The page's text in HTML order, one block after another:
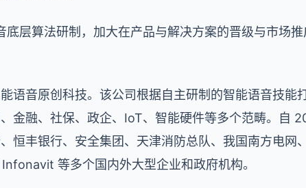
底层算法研制，加大在产品与解决方案的晋级与市场
语音原创科技。该公司根据自主研制的智能语音技能
金融、社保、政企、IoT、智能硬件等多个范畴。自
恒丰银行、安全集团、天津消防总队、我国南方电网
等多个国内外大型企业和政府机构。